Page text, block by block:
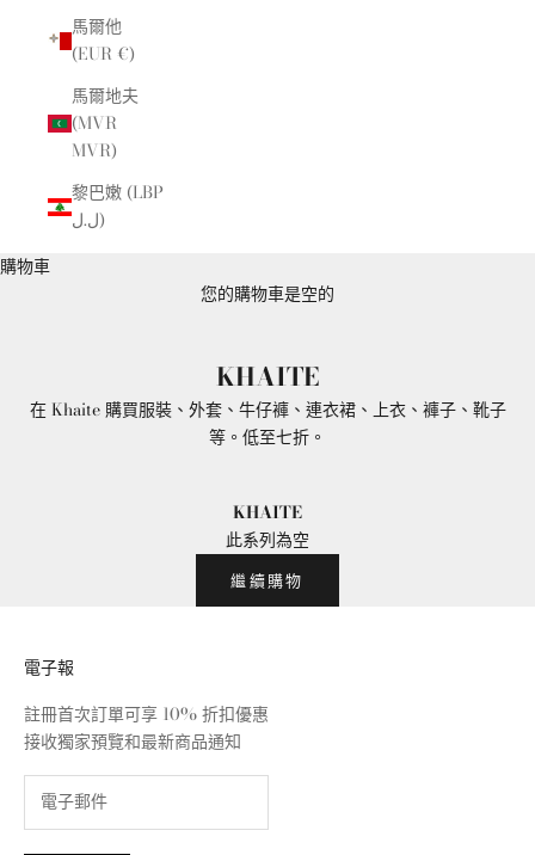
馬爾他
(EUR €)
馬爾地夫
(MVR
MVR)
黎巴嫩 (LBP
ل.ل)
購物車
您的購物車是空的
KHAITE
在 Khaite 購買服裝、外套、牛仔褲、連衣裙、上衣、褲子、靴子
等。低至七折。
KHAITE
此系列為空
繼續購物
電子報
註冊首次訂單可享 10% 折扣優惠
接收獨家預覽和最新商品通知